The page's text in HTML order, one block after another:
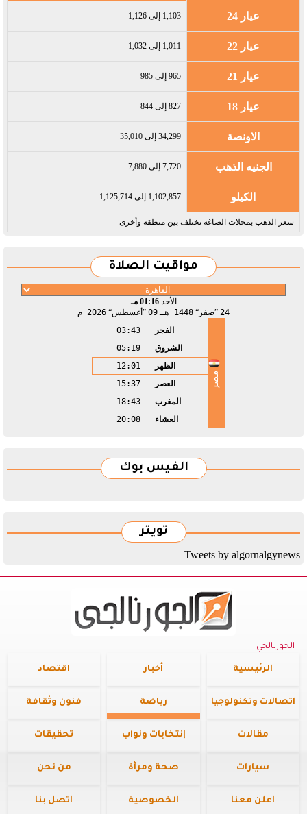
عيار 24 1,103 إلى 1,126
عيار 22 1,011 إلى 1,032
عيار 21 965 إلى 985
عيار 18 827 إلى 844
الاونصة 34,299 إلى 35,010
الجنيه الذهب 7,720 إلى 7,880
الكيلو 1,102,857 إلى 1,125,714
سعر الذهب بمحلات الصاغة تختلف بين منطقة وأخرى
مواقيت الصلاة
الأحد01:16 مـ
24
صفر 1448 هـ 09 أغسطس 2026 م
مصر
الفجر
03:43
الشروق
05:19
الظهر
12:01
العصر
15:37
المغرب
18:43
العشاء
20:08
الفيس بوك
تويتر
Tweets by algornalgynews
الجورنالجي
الرئيسية أخبار اقتصاد
اتصالات وتكنولوجيا رياضة فنون وثقافة
مقالات إنتخابات ونواب تحقيقات
سيارات صحة ومرأة من نحن
اعلن معنا الخصوصية اتصل بنا